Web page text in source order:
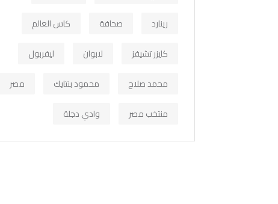
رينارد
صحافة
كاس العالم
كايزر تشيفز
لابوان
ليفربول
محمد صلاح
محمود بنتايك
مصر
منتخب مصر
وادي دجلة